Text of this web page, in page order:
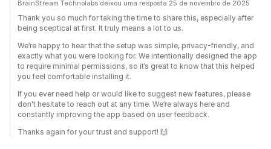
BrainStream Technolabs deixou uma resposta 25 de novembro de 2025
Thank you so much for taking the time to share this, especially after
being sceptical at first. It truly means a lot to us.
We’re happy to hear that the setup was simple, privacy-friendly, and
exactly what you were looking for. We intentionally designed the app
to require minimal permissions, so it’s great to know that this helped
you feel comfortable installing it.
If you ever need help or would like to suggest new features, please
don't hesitate to reach out at any time. We’re always here and
constantly improving the app based on user feedback.
Thanks again for your trust and support! 🙌